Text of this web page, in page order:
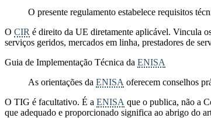
O presente regulamento estabelece requisitos
O CIR é direito da UE diretamente aplicável. Vincula
serviços geridos, mercados em linha, prestadores de
Guia de Implementação Técnica da ENISA
As orientações da ENISA oferecem conselhos
O TIG é facultativo. É a ENISA que o publica, não a
que adequado e proporcionado significa ao abrigo do